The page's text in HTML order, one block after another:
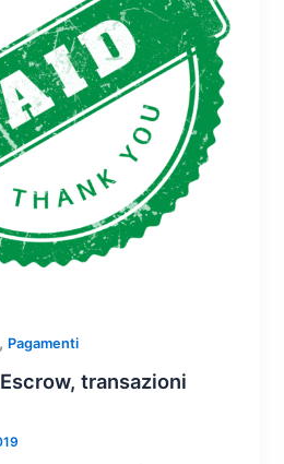
, Pagamenti
transazioni